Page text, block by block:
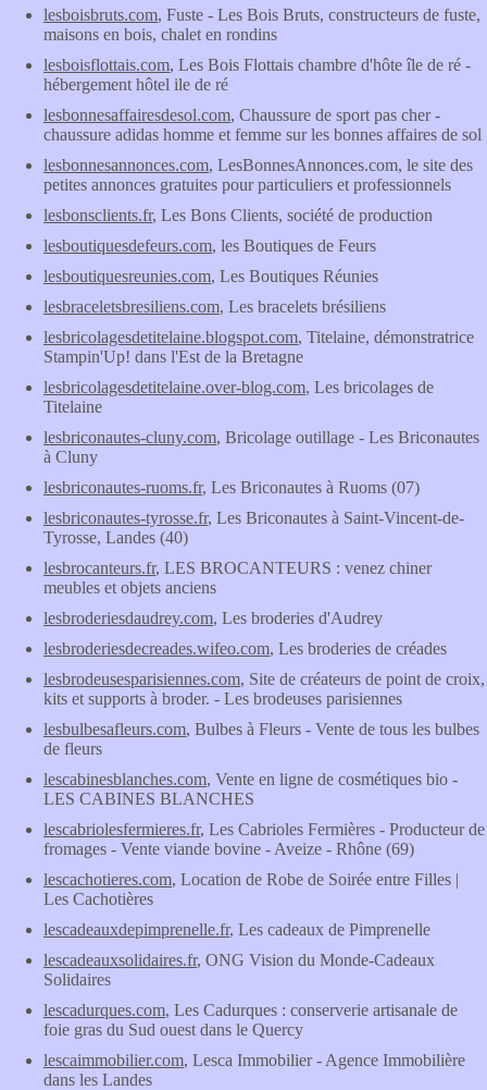
lesboisbruts.com, Fuste - Les Bois Bruts, constructeurs de fuste,
maisons en bois, chalet en rondins
lesboisflottais.com, Les Bois Flottais chambre d'hôte île de ré -
hébergement hôtel ile de ré
lesbonnesaffairesdesol.com, Chaussure de sport pas cher -
chaussure adidas homme et femme sur les bonnes affaires de sol
lesbonnesannonces.com, LesBonnesAnnonces.com, le site des
petites annonces gratuites pour particuliers et professionnels
lesbonsclients.fr, Les Bons Clients, société de production
lesboutiquesdefeurs.com, les Boutiques de Feurs
lesboutiquesreunies.com, Les Boutiques Réunies
lesbraceletsbresiliens.com, Les bracelets brésiliens
lesbricolagesdetitelaine.blogspot.com, Titelaine, démonstratrice
Stampin'Up! dans l'Est de la Bretagne
lesbricolagesdetitelaine.over-blog.com, Les bricolages de
Titelaine
lesbriconautes-cluny.com, Bricolage outillage - Les Briconautes
à Cluny
lesbriconautes-ruoms.fr, Les Briconautes à Ruoms (07)
lesbriconautes-tyrosse.fr, Les Briconautes à Saint-Vincent-de-
Tyrosse, Landes (40)
lesbrocanteurs.fr, LES BROCANTEURS : venez chiner
meubles et objets anciens
lesbroderiesdaudrey.com, Les broderies d'Audrey
lesbroderiesdecreades.wifeo.com, Les broderies de créades
lesbrodeusesparisiennes.com, Site de créateurs de point de croix,
kits et supports à broder. - Les brodeuses parisiennes
lesbulbesafleurs.com, Bulbes à Fleurs - Vente de tous les bulbes
de fleurs
lescabinesblanches.com, Vente en ligne de cosmétiques bio -
LES CABINES BLANCHES
lescabriolesfermieres.fr, Les Cabrioles Fermières - Producteur de
fromages - Vente viande bovine - Aveize - Rhône (69)
lescachotieres.com, Location de Robe de Soirée entre Filles |
Les Cachotières
lescadeauxdepimprenelle.fr, Les cadeaux de Pimprenelle
lescadeauxsolidaires.fr, ONG Vision du Monde-Cadeaux
Solidaires
lescadurques.com, Les Cadurques : conserverie artisanale de
foie gras du Sud ouest dans le Quercy
lescaimmobilier.com, Lesca Immobilier - Agence Immobilière
dans les Landes